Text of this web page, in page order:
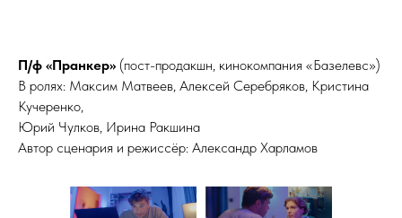
П/ф «Пранкер» (пост-продакшн, кинокомпания «Базелевс»)
В ролях: Максим Матвеев, Алексей Серебряков, Кристина
Кучеренко,
Юрий Чулков, Ирина Ракшина
Автор сценария и режиссёр: Александр Харламов